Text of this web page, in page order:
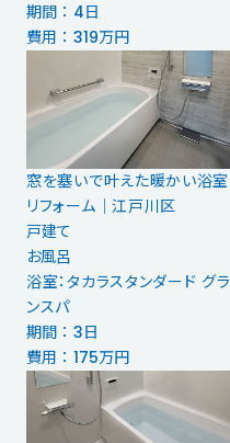
期間 ： 4日
費用 ： 319万円
窓を塞いで叶えた暖かい浴室
リフォーム｜江戸川区
戸建て
お風呂
浴室：タカラスタンダード グラ
ンスパ
期間 ： 3日
費用 ： 175万円